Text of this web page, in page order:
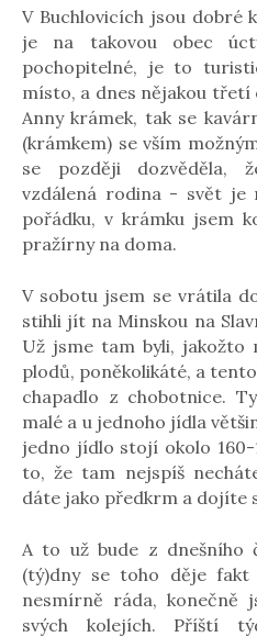
V Buchlovicích jsou dobré
je na takovou obec
pochopitelné, je to
místo, a dnes nějakou třetí
Anny krámek, tak se
(krámkem) se vším
se později dozvěděla,
vzdálená rodina - svět je
pořádku, v krámku jsem
pražírny na doma.
V sobotu jsem se vrátila
stihli jít na Minskou na
Už jsme tam byli, jakožto
plodů, poněkolikáté, a
chapadlo z chobotnice.
malé a u jednoho jídla
jedno jídlo stojí okolo
to, že tam nejspíš
dáte jako předkrm a dojíte
A to už bude z dnešního
(tý)dny se toho děje
nesmírně ráda, konečně
svých kolejích. Příští